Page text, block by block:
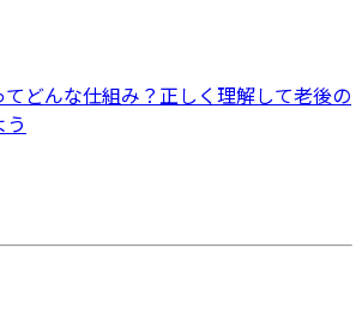
どんな仕組み？正しく理解して老後の